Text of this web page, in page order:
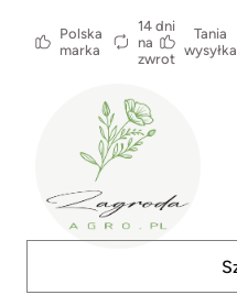
Polska
marka
14 dni
na
zwrot
Tania
wysyłka